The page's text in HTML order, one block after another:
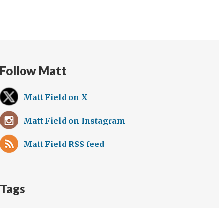
Follow Matt
Matt Field on X
Matt Field on Instagram
Matt Field RSS feed
Tags